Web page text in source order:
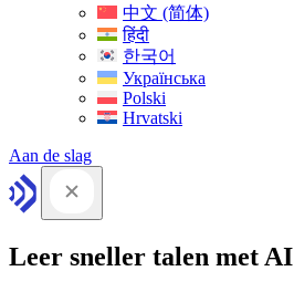
中文 (简体)
हिंदी
한국어
Українська
Polski
Hrvatski
Aan de slag
Leer sneller talen met AI